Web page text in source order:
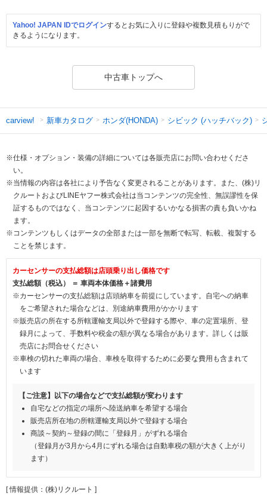
Yahoo! JAPAN IDでログインするとお気に入りに登録や複数見積もりがで
きるようになります。
中古車トップへ
carview! 新車カタログ ホンダ(HONDA) シビック (ハッチバック)
※仕様・オプション・装備の詳細については各販売店にお問い合わせくださ
い。
※当情報の内容は各社により予告なく変更されることがあります。また、(株)リ
クルートおよびLINEヤフー株式会社は当コンテンツの完全性、無誤謬性を保
証するものではなく、当コンテンツに起因するいかなる損害の責も負いかね
ます。
※コンテンツもしくはデータの全部または一部を無断で転写、転載、複製する
ことを禁じます。
カーセンサーの支払総額は店頭乗り出し価格です
支払総額（税込） ＝ 車両本体価格＋諸費用
※カーセンサーの支払総額は店頭納車を前提にしています。自宅への納車
をご希望された場合などは、別途納車費用がかかります
※販売店の所在する所轄運輸支局以外で登録する際や、車の定置場所、登
録月によって、手数料や税金の額が異なる場合があります。詳しくは販
売店にお問合せください
※車検の切れた車両の場合、車検を取得するために必要な費用も含まれて
います
【ご注意】以下の場合などで支払総額が変わります
自宅などの指定の場所へ陸送納車を希望する場合
販売店所在地の所轄運輸支局以外で登録する場合
商談～契約～登録の間に「登録月」がずれる場合
（登録月が3月から4月にずれる場合は自動車税の額が大きく上がり
ます）
[ 情報提供：(株)リクルート ]